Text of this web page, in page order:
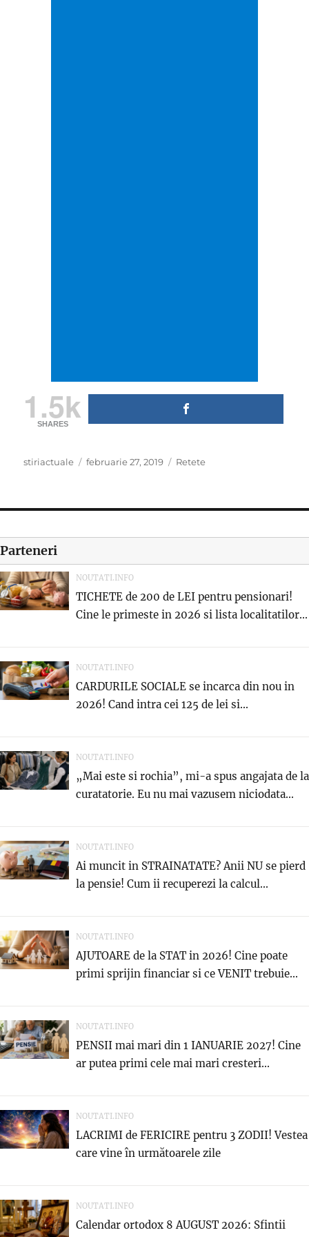
1.5k
SHARES
Author
stiriactuale
Posted
februarie 27, 2019 Categories
Retete
Parteneri
NOUTATI.INFO
TICHETE de 200 de LEI pentru pensionari!
Cine le primeste in 2026 si lista localitatilor...
NOUTATI.INFO
CARDURILE SOCIALE se incarca din nou in
2026! Cand intra cei 125 de lei si...
NOUTATI.INFO
„Mai este si rochia”, mi-a spus angajata de la
curatatorie. Eu nu mai vazusem niciodata...
NOUTATI.INFO
Ai muncit in STRAINATATE? Anii NU se pierd
la pensie! Cum ii recuperezi la calcul...
NOUTATI.INFO
AJUTOARE de la STAT in 2026! Cine poate
primi sprijin financiar si ce VENIT trebuie...
NOUTATI.INFO
PENSII mai mari din 1 IANUARIE 2027! Cine
ar putea primi cele mai mari cresteri...
NOUTATI.INFO
LACRIMI de FERICIRE pentru 3 ZODII! Vestea
care vine în următoarele zile
NOUTATI.INFO
Calendar ortodox 8 AUGUST 2026: Sfintii